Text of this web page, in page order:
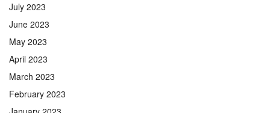
July 2023
June 2023
May 2023
April 2023
March 2023
February 2023